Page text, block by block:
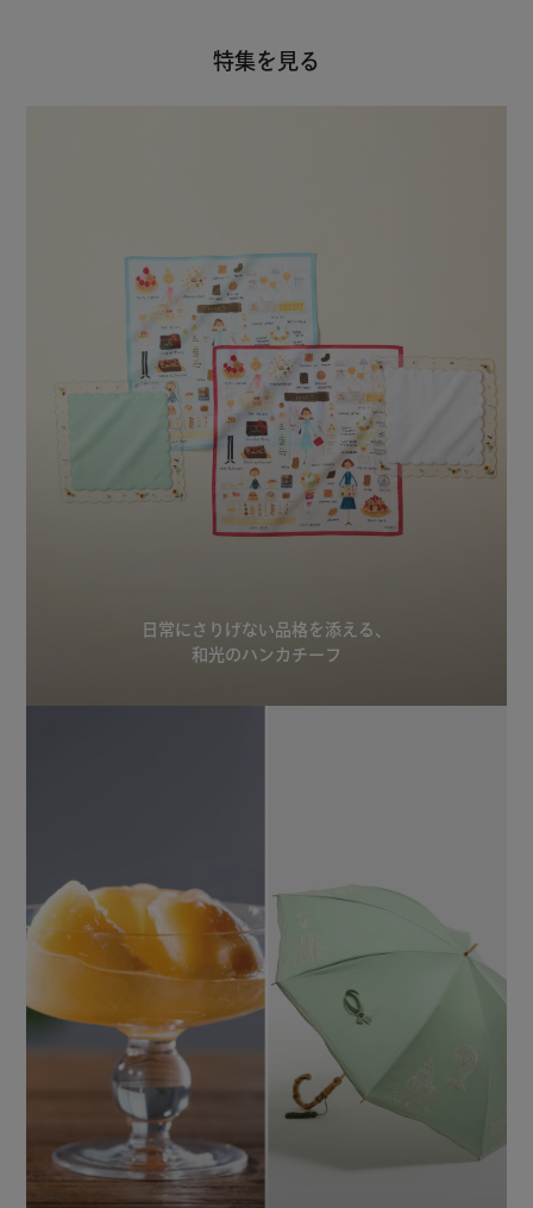
特集を見る
日常にさりげない品格を添える、
和光のハンカチーフ